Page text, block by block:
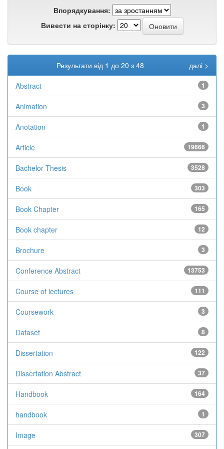
Впорядкування:
Вивести на сторінку:
Результати від 1 до 20 з 48 далі >
Abstract 1
Animation 3
Anotation 1
Article 19666
Bachelor Thesis 3528
Book 303
Book Chapter 165
Book chapter 12
Brochure 3
Conference Abstract 13753
Course of lectures 111
Coursework 3
Dataset 8
Dissertation 122
Dissertation Abstract 37
Handbook 164
handbook 1
Image 307